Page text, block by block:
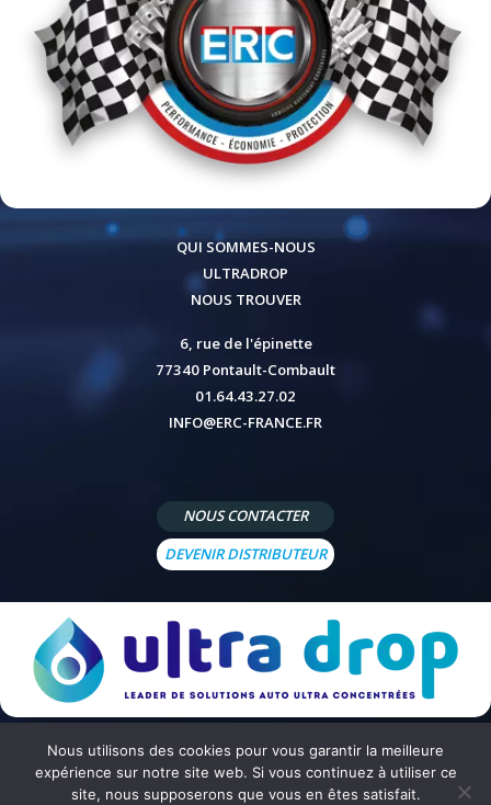
QUI SOMMES-NOUS
ULTRADROP
NOUS TROUVER
6, rue de l'épinette
77340 Pontault-Combault
01.64.43.27.02
INFO@ERC-FRANCE.FR
NOUS CONTACTER
DEVENIR DISTRIBUTEUR
© 2026 - Site réalisé par Peppermint Agency Mentions légales Politique de confidentialité
générales de vente
Nous utilisons des cookies pour vous garantir la meilleure
expérience sur notre site web. Si vous continuez à utiliser ce
site, nous supposerons que vous en êtes satisfait.